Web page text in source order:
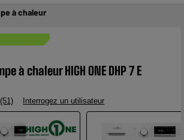
à chaleur
à chaleur HIGH ONE DHP 7 E
Lire
51
avis.
Lien
(51) Interrogez un utilisateur